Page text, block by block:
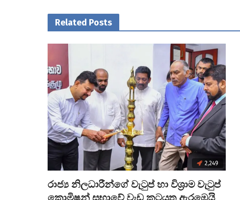
Related Posts
2,249
රාජ්‍ය නිලධාරීන්ගේ වැටුප් හා විශ්‍රාම වැටුප්